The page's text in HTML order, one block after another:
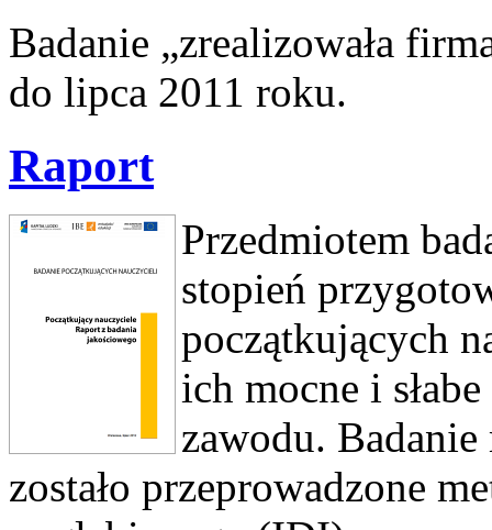
Badanie „zrealizowała
do lipca 2011 roku.
Raport
Przedmiotem
stopień
początkujących
ich mocne i
zawodu.
zostało przeprowadzone